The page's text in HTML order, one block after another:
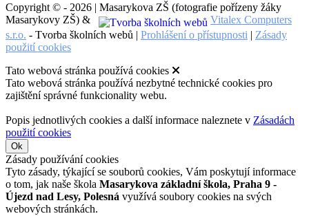
Copyright © - 2026 | Masarykova ZŠ (fotografie pořízeny žáky
Masarykovy ZŠ) &
Vitalex Computers
s.r.o. - Tvorba školních webů | Prohlášení o přístupnosti | Zásady
použití cookies
Tato webová stránka používá cookies
Tato webová stránka používá nezbytné technické cookies pro
zajištění správné funkcionality webu.
Popis jednotlivých cookies a další informace naleznete v Zásadách
použití cookies
Ok
Zásady používání cookies
Tyto zásady, týkající se souborů cookies, Vám poskytují informace
o tom, jak naše škola Masarykova základní škola, Praha 9 -
Újezd nad Lesy, Polesná využívá soubory cookies na svých
webových stránkách.